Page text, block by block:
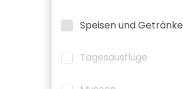
Speisen und Getränke
Tagesausflüge